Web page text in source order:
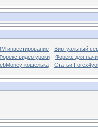
инвестирование
Виртуальный
видео уроки
Форекс для
кошелька
Статьи